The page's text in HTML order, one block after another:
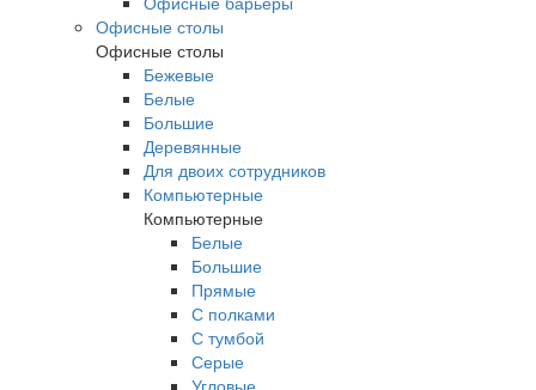
Офисные столы
Офисные столы
Бежевые
Белые
Большие
Деревянные
Для двоих сотрудников
Компьютерные
Компьютерные
Белые
Большие
Прямые
С полками
С тумбой
Серые